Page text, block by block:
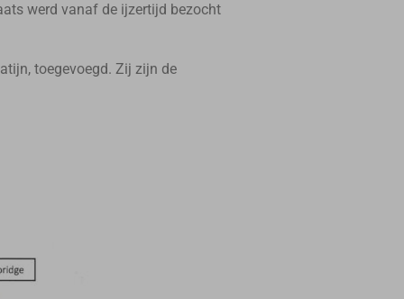
pour
ou
werd vanaf de ijzertijd bezocht
toegevoegd. Zij zijn de